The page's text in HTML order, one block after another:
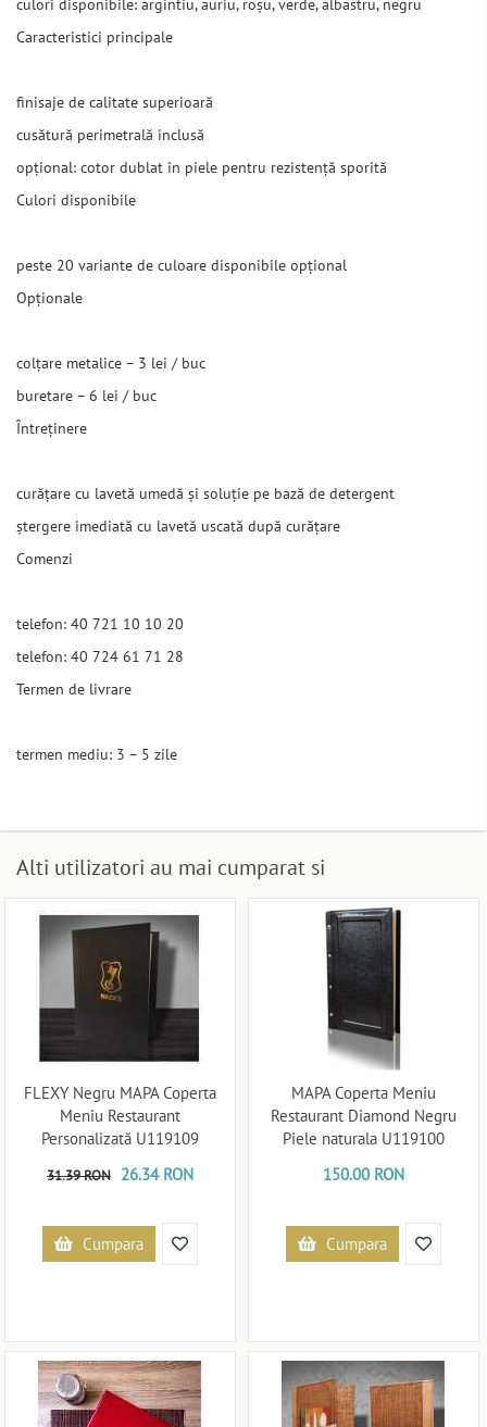
culori disponibile: argintiu, auriu, roșu, verde, albastru, negru
Caracteristici principale
finisaje de calitate superioară
cusătură perimetrală inclusă
opțional: cotor dublat în piele pentru rezistență sporită
Culori disponibile
peste 20 variante de culoare disponibile opțional
Opționale
colțare metalice – 3 lei / buc
buretare – 6 lei / buc
Întreținere
curățare cu lavetă umedă și soluție pe bază de detergent
ștergere imediată cu lavetă uscată după curățare
Comenzi
telefon: 40 721 10 10 20
telefon: 40 724 61 71 28
Termen de livrare
termen mediu: 3 – 5 zile
Alti utilizatori au mai cumparat si
FLEXY Negru MAPA Coperta
Meniu Restaurant
Personalizată U119109
31.39 RON 26.34 RON
Cumpara
MAPA Coperta Meniu
Restaurant Diamond Negru
Piele naturala U119100
150.00 RON
Cumpara